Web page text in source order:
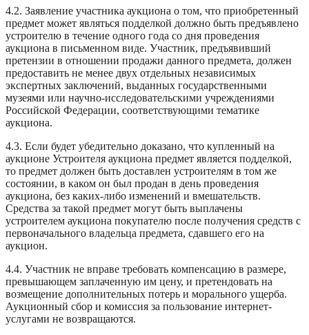
4.2. Заявление участника аукциона о том, что приобретенный
предмет может являться подделкой должно быть предъявлено
устроителю в течение одного года со дня проведения
аукциона в письменном виде. Участник, предъявивший
претензии в отношении продажи данного предмета, должен
предоставить не менее двух отдельных независимых
экспертных заключений, выданных государственными
музеями или научно-исследовательскими учреждениями
Российской Федерации, соответствующими тематике
аукциона.
4.3. Если будет убедительно доказано, что купленный на
аукционе Устроителя аукциона предмет является подделкой,
то предмет должен быть доставлен устроителям в том же
состоянии, в каком он был продан в день проведения
аукциона, без каких-либо изменений и вмешательств.
Средства за такой предмет могут быть выплачены
устроителем аукциона покупателю после получения средств с
первоначального владельца предмета, сдавшего его на
аукцион.
4.4. Участник не вправе требовать компенсацию в размере,
превышающем заплаченную им цену, и претендовать на
возмещение дополнительных потерь и морального ущерба.
Аукционный сбор и комиссия за пользование интернет-
услугами не возвращаются.